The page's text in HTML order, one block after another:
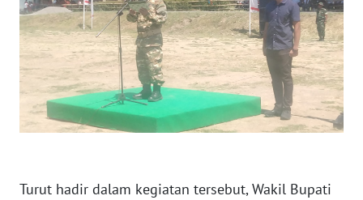
Turut hadir dalam kegiatan tersebut, Wakil Bupati
WN
SERAMBI
WN
JAMBI